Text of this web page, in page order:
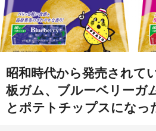
昭和時代から発売されて
板ガム、ブルーベリーガ
とポテトチップスになっ